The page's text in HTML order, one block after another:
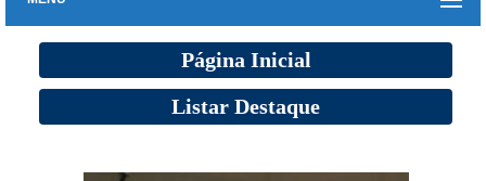
Página Inicial
Listar Destaque